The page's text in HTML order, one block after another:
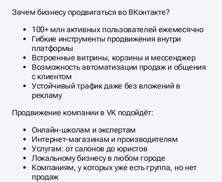
Зачем бизнесу продвигаться во ВКонтакте?
100+ млн активных пользователей ежемесячно
Гибкие инструменты продвижения внутри
платформы
Встроенные витрины, корзины и мессенджер
Возможность автоматизации продаж и общения
с клиентом
Устойчивый трафик даже без вложений в
рекламу
Продвижение компании в VK подойдёт:
Онлайн-школам и экспертам
Интернет-магазинам и производителям
Услугам: от салонов до юристов
Локальному бизнесу в любом городе
Компаниям, у которых уже есть группа, но нет
продаж